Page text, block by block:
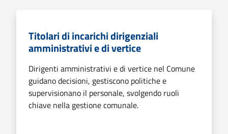
Titolari di incarichi dirigenziali
amministrativi e di vertice
Dirigenti amministrativi e di vertice nel Comune
guidano decisioni, gestiscono politiche e
supervisionano il personale, svolgendo ruoli
chiave nella gestione comunale.